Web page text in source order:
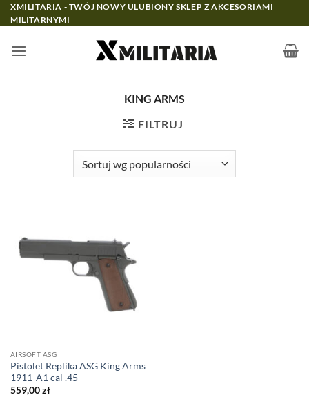
Przewiń
do
XMILITARIA - TWÓJ NOWY ULUBIONY SKLEP Z AKCESORIAMI
MILITARNYMI
KING ARMS
FILTRUJ
AIRSOFT ASG
Pistolet Replika ASG King Arms
1911-A1 cal .45
559,00zł